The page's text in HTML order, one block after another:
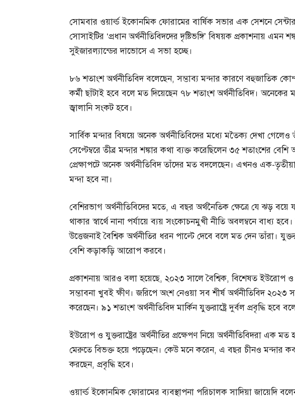
সোমবার ওয়ার্ল্ড ইকোনমিক ফোরামের বার্ষিক সভার এক সেশনে
সোসাইটির ‘প্রধান অর্থনীতিবিদদের দৃষ্টিভঙ্গি’ বিষয়ক প্রকাশনায় এমন
সুইজারল্যান্ডের দাভোসে এ সভা হচ্ছে।
৮৬ শতাংশ অর্থনীতিবিদ বলেছেন, সম্ভাব্য মন্দার কারণে বহুজাতিক
কর্মী ছাঁটাই হবে বলে মত দিয়েছেন ৭৮ শতাংশ অর্থনীতিবিদ। অনেকের
জ্বালানি সংকট হবে।
সার্বিক মন্দার বিষয়ে অনেক অর্থনীতিবিদের মধ্যে মতৈক্য দেখা
সেপ্টেম্বরে তীব্র মন্দার শঙ্কার কথা ব্যক্ত করেছিলেন ৩৫ শতাংশের বেশি
প্রেক্ষাপটে অনেক অর্থনীতিবিদ তাঁদের মত বদলেছেন। এখনও এক-
মন্দা হবে না।
বেশিরভাগ অর্থনীতিবিদের মতে, এ বছর অর্থনৈতিক ক্ষেত্রে যে ঝড় বয়ে
থাকার স্বার্থে নানা পর্যায়ে ব্যয় সংকোচনমুখী নীতি অবলম্বনে বাধ্য
উত্তেজনাই বৈশ্বিক অর্থনীতির ধরন পাল্টে দেবে বলে মত দেন তাঁরা।
বেশি কড়াকড়ি আরোপ করবে।
প্রকাশনায় আরও বলা হয়েছে, ২০২৩ সালে বৈশ্বিক, বিশেষত ইউরোপ ও
সম্ভাবনা খুবই ক্ষীণ। জরিপে অংশ নেওয়া সব শীর্ষ অর্থনীতিবিদ ২০২৩
করেছেন। ৯১ শতাংশ অর্থনীতিবিদ মার্কিন যুক্তরাষ্ট্রে দুর্বল প্রবৃদ্ধি হবে
ইউরোপ ও যুক্তরাষ্ট্রের অর্থনীতির প্রক্ষেপণ নিয়ে অর্থনীতিবিদরা এক
মেরুতে বিভক্ত হয়ে পড়েছেন। কেউ মনে করেন, এ বছর চীনও মন্দার
করছেন, প্রবৃদ্ধি হবে।
ওয়ার্ল্ড ইকোনমিক ফোরামের ব্যবস্থাপনা পরিচালক সাদিয়া জায়েদি